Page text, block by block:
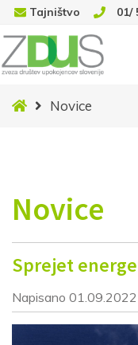
Tajništvo 01/
NoviceNovice
Novice
Sprejet
Napisano 01.09.2022